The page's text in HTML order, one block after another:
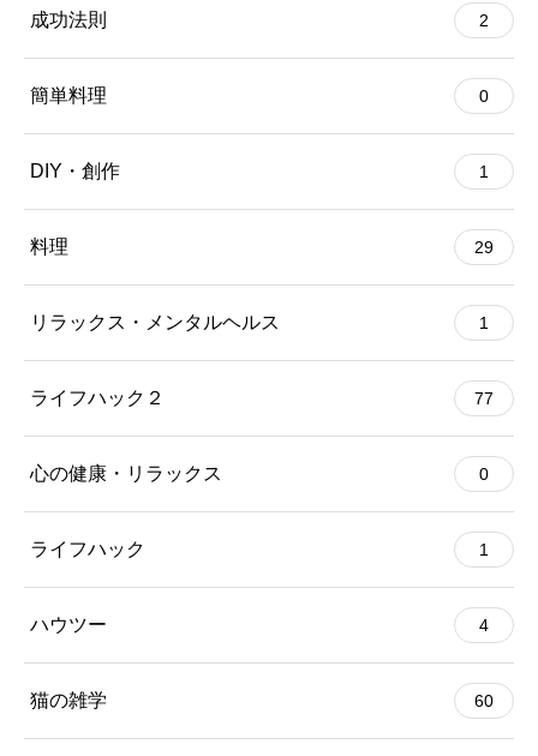
成功法則 2
簡単料理 0
DIY・創作 1
料理 29
リラックス・メンタルヘルス 1
ライフハック２ 77
心の健康・リラックス 0
ライフハック 1
ハウツー 4
猫の雑学 60